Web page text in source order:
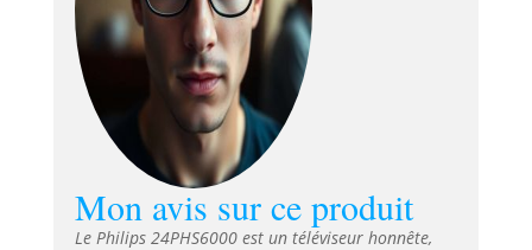
Mon avis sur ce produit
Le Philips 24PHS6000 est un téléviseur honnête,